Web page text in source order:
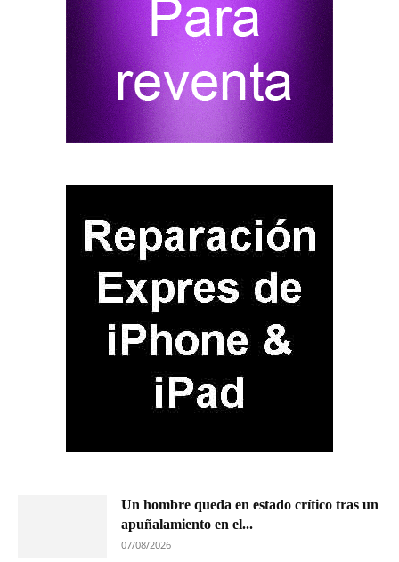
Un hombre queda en estado crítico tras un
apuñalamiento en el...
07/08/2026